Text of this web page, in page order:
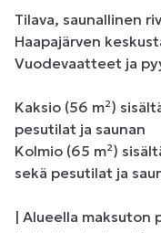
Tilava, saunallinen
Haapajärven
Vuodevaatteet ja
Kaksio (56 m²)
pesutilat ja saunan
Kolmio (65 m²)
sekä pesutilat ja
| Alueella maksuton